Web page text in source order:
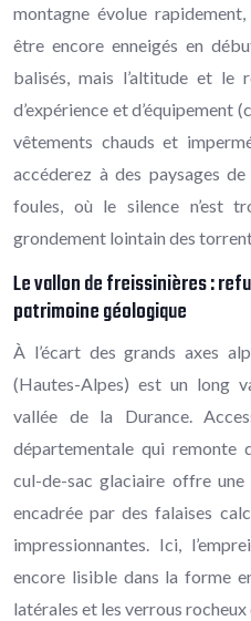
montagne évolue
être encore enneigés en
balisés, mais l’altitude et le
d’expérience et d’équipement
vêtements chauds et
accéderez à des paysages
foules, où le silence n’est
grondement lointain des
Le vallon de freissinières :
patrimoine géologique
À l’écart des grands axes
(Hautes-Alpes) est un long
vallée de la Durance.
départementale qui remonte
cul-de-sac glaciaire offre
encadrée par des falaises
impressionnantes. Ici,
encore lisible dans la forme
latérales et les verrous